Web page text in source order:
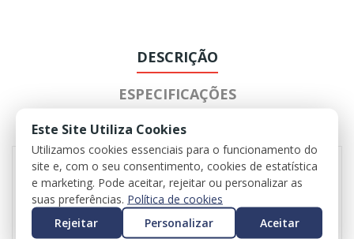
DESCRIÇÃO
ESPECIFICAÇÕES
REVIEWS
Módulo de comando, tempo de incandescência
para Renault Kadjar
Referência: 271206395R
Este Site Utiliza Cookies
Utilizamos cookies essenciais para o funcionamento do
site e, com o seu consentimento, cookies de estatística
e marketing. Pode aceitar, rejeitar ou personalizar as
suas preferências. Política de cookies
Rejeitar
Personalizar Aceitar